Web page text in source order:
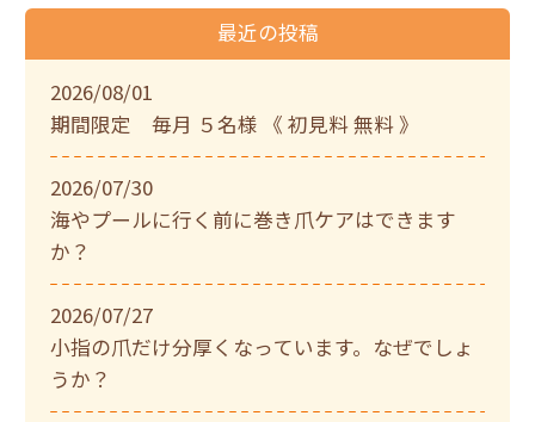
最近の投稿
2026/08/01
期間限定 毎月 ５名様 《 初見料 無料 》
2026/07/30
海やプールに行く前に巻き爪ケアはできます
か？
2026/07/27
小指の爪だけ分厚くなっています。なぜでしょ
うか？